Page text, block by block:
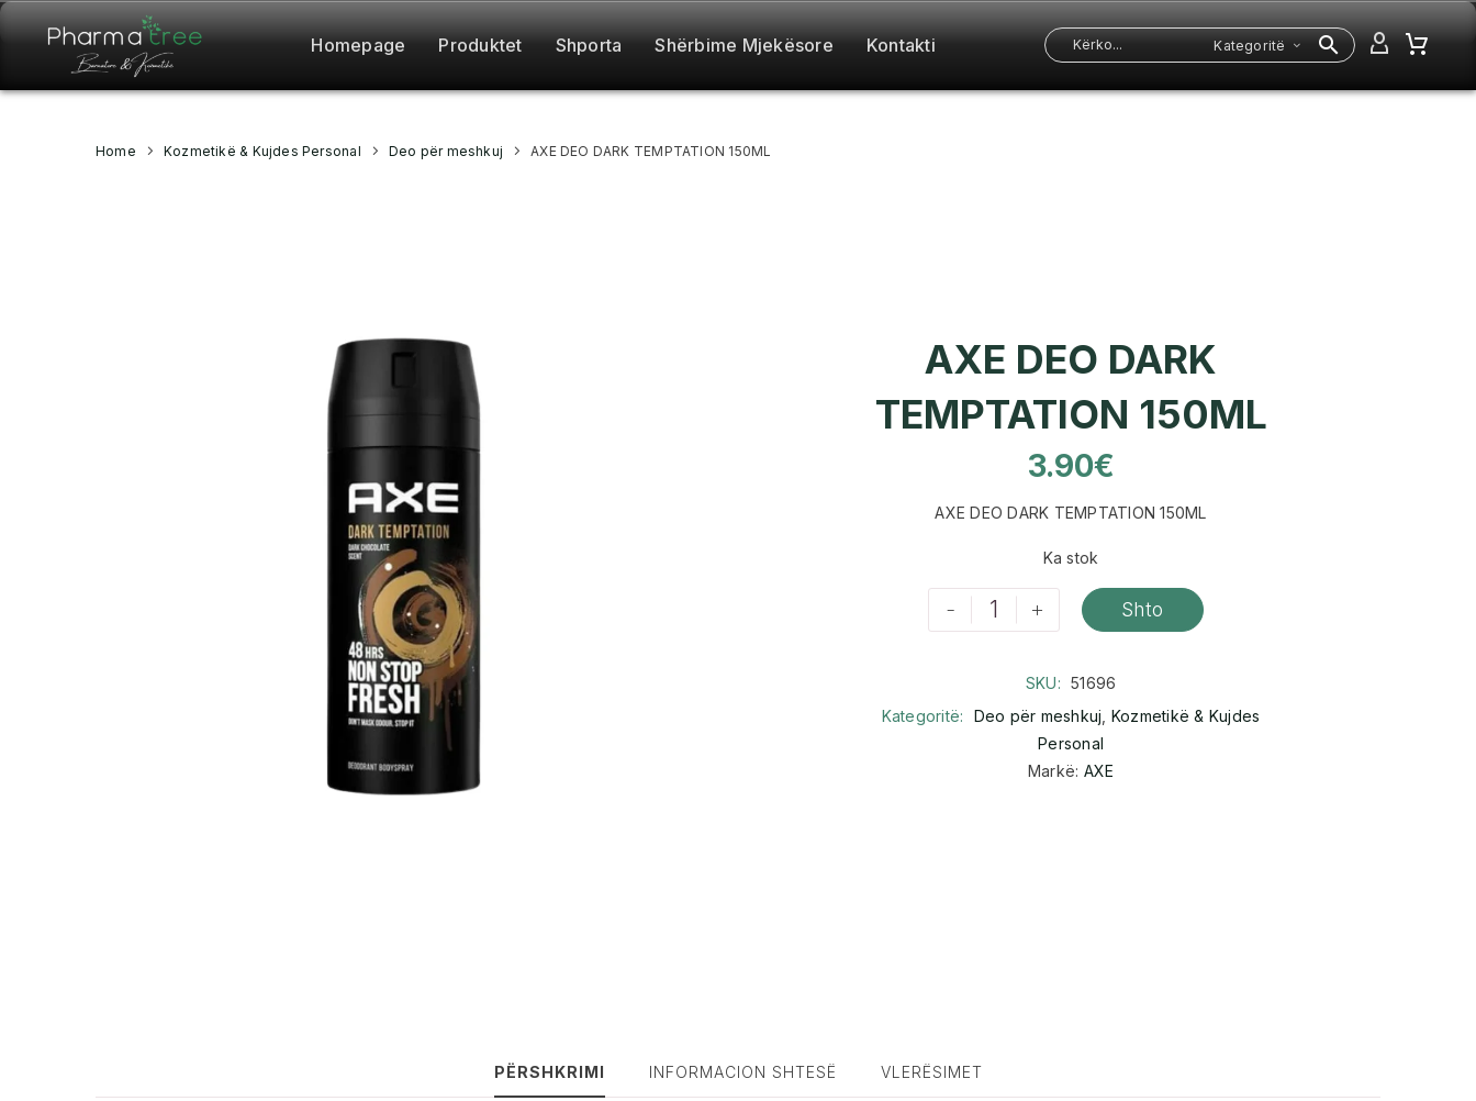
Homepage Produktet Shporta Shërbime Mjekësore Kontakti Kategoritë
Home Kozmetikë & Kujdes Personal Deo për meshkuj AXE DEO DARK TEMPTATION 150ML
AXE DEO DARK
TEMPTATION 150ML
3.90€
AXE DEO DARK TEMPTATION 150ML
Ka stok
- + Shto
SKU: 51696
Kategoritë:
Deo për meshkuj Kozmetikë & Kujdes
Personal
Markë: AXE
PËRSHKRIMI INFORMACION SHTESË VLERËSIMET